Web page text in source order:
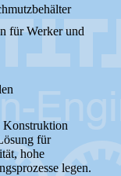
für Werker und
Konstruktion
für
hohe
legen.